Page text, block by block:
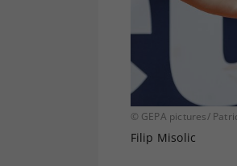
© GEPA pictures/
Filip Misolic